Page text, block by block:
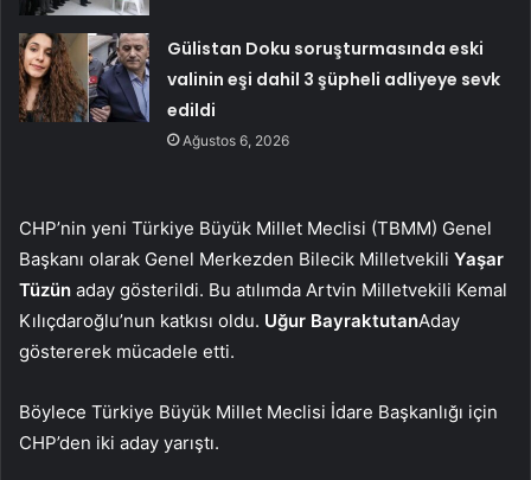
Gülistan Doku soruşturmasında eski
valinin eşi dahil 3 şüpheli adliyeye sevk
edildi
Ağustos 6, 2026
CHP’nin yeni Türkiye Büyük Millet Meclisi (TBMM) Genel
Başkanı olarak Genel Merkezden Bilecik Milletvekili Yaşar
Tüzün aday gösterildi. Bu atılımda Artvin Milletvekili Kemal
Kılıçdaroğlu’nun katkısı oldu. Uğur BayraktutanAday
göstererek mücadele etti.
Böylece Türkiye Büyük Millet Meclisi İdare Başkanlığı için
CHP’den iki aday yarıştı.